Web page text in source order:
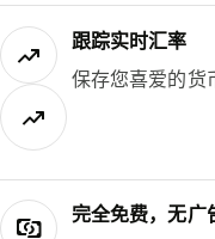
跟踪实时汇率
保存您喜爱的货
完全免费，无广